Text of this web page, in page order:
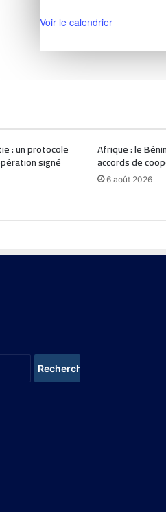
Voir le calendrier
: un protocole
signé
Afrique : le
accords de
6 août 2026